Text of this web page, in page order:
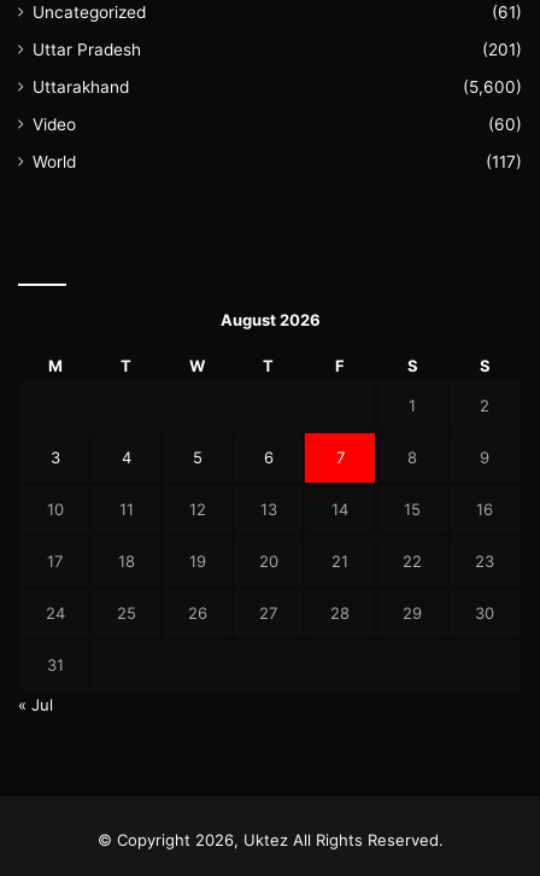
Uncategorized
(61)
Uttar Pradesh
(201)
Uttarakhand
(5,600)
Video
(60)
World
(117)
August 2026
M T W T F S S
1 2
3 4 5 6 7 8 9
10 11 12 13 14 15 16
17 18 19 20 21 22 23
24 25 26 27 28 29 30
31
« Jul
© Copyright 2026, Uktez All Rights Reserved.